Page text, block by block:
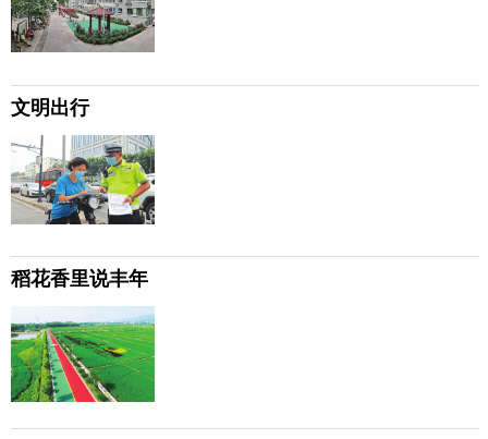
文明出行
稻花香里说丰年